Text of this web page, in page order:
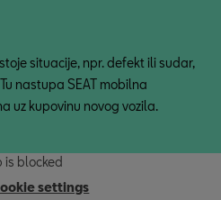
situacije, npr. defekt ili sudar,
nastupa SEAT mobilna
uz kupovinu novog vozila.
is blocked
settings